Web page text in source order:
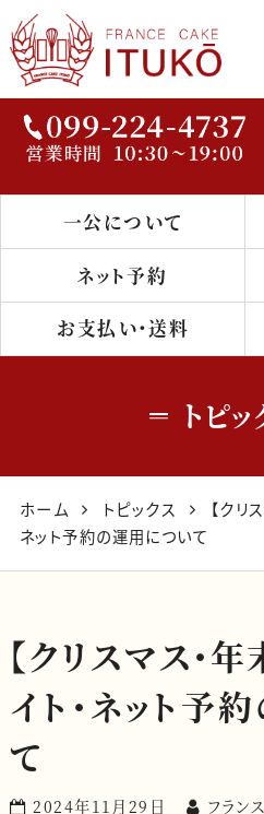
鹿児島のケー
キ・洋菓子店
『フランス菓子
一公について
ネット予約
お支払い・送料
トピ
ホーム トピックス
【クリ
ネット予約の運用について
【クリスマス・
イト・ネット予
て
2024年11月29日 フラン